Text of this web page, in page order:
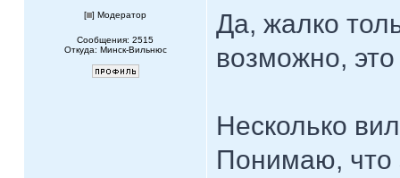
[ ] Модератор
Сообщения: 2515
Откуда: Минск-Вильнюс
Да, жалко
возможно,
Несколько
Понимаю, что